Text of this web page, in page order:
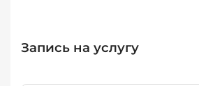
Запись на услугу